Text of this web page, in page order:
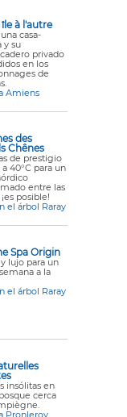
à l'autre
casa-
y su
privado
en los
de
Amiens
des
Chênes
de prestigio
40°C para un
entre las
posible!
el árbol Raray
Spa Origin
lujo para un
a la
el árbol Raray
insólitas en
cerca
Pronleroy